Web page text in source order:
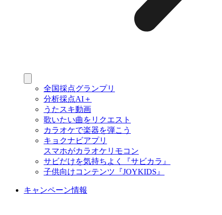
全国採点グランプリ
分析採点AI＋
うたスキ動画
歌いたい曲をリクエスト
カラオケで楽器を弾こう
キョクナビアプリ
スマホがカラオケリモコン
サビだけを気持ちよく『サビカラ』
子供向けコンテンツ『JOYKIDS』
キャンペーン情報